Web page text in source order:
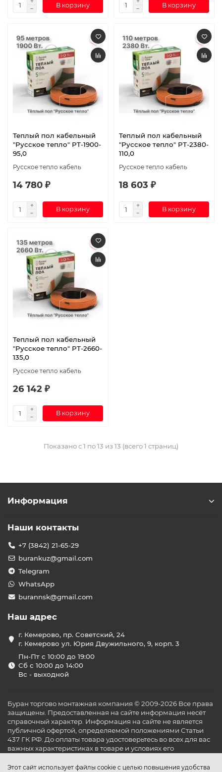
В корзину В корзину
Теплый пол кабельный
"Русское тепло" РТ-1900-
95,0
Русское тепло кабель
14 780 ₽
В корзину
Теплый пол кабельный
"Русское тепло" РТ-2380-
110,0
Русское тепло кабель
18 603 ₽
В корзину
Теплый пол кабельный
"Русское тепло" РТ-2660-
135,0
Русское тепло кабель
26 142 ₽
В корзину
Показано с 1 по 13 из 13 (всего 1 страниц)
Этот сайт использует файлы cookie с целью повышения удобства
Информация
Наши контакты
+7 (3842) 21-65-29
burankuz@gmail.com
Telegram
WhatsApp
burannsk@gmail.com
Наш адрес
г. Кемерово, пр. Советский, 24
г. Кемерово ул. Юрия Двужильного, 9, корп. 3
Пн-Пт с 10:00 до 19:00
Сб с 10:00 до 14:00
Вс - выходной
Буран торгово монтажная компания © 2009-2026 Все права
защищены. Предоставленная на сайте информация несёт
справочный характер. Информация на сайте не является
публичной офертой, определяемой положениями Статьи
437 ГК РФ. До оплаты товара удостоверьтесь во всех для вас
важных характеристиках в товаре и условиях его